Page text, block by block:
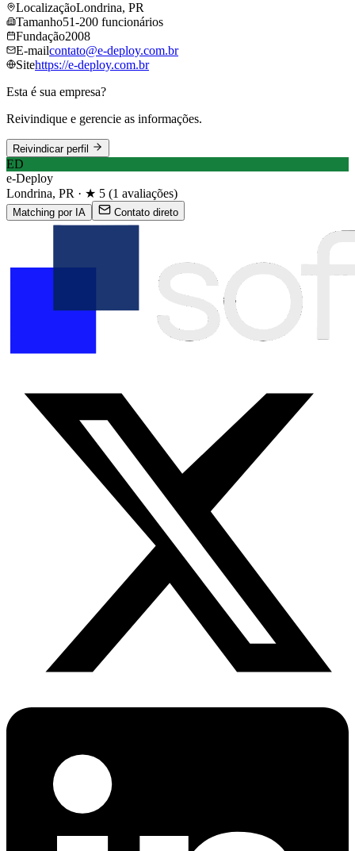
LocalizaçãoLondrina, PR
Tamanho51-200 funcionários
Fundação2008
E-mailcontato@​e-deploy.​com.​br
Sitehttps://e-deploy.​com.​br
Esta é sua empresa?
Reivindique e gerencie as informações.
Reivindicar perfil
ED
e-Deploy
Londrina, PR · ★ 5 (1 avaliações)
Matching por IA Contato direto